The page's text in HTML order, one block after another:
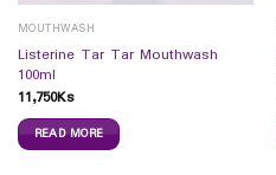
MOUTHWASH
Listerine Tar Tar Mouthwash
100ml
11,750Ks
READ MORE